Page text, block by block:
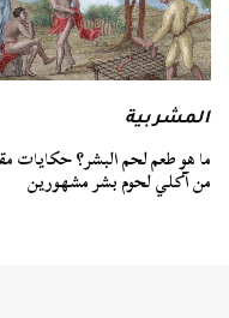
المشربية
ما هو طعم لحم البشر؟ حكايات
من آكلي لحوم بشر مشهورين